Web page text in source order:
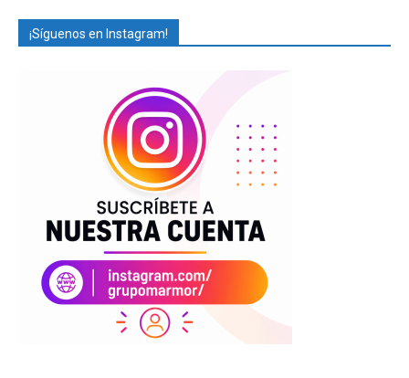
¡Síguenos en Instagram!